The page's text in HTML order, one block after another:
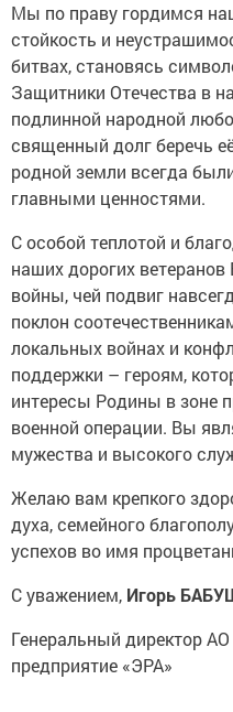
Мы по праву гордимся
стойкость и
битвах, становясь
Защитники Отечества в
подлинной народной
священный долг беречь
родной земли всегда
главными ценностями.
С особой теплотой и
наших дорогих ветеранов
войны, чей подвиг
поклон
локальных войнах и
поддержки – героям,
интересы Родины в зоне
военной операции. Вы
мужества и высокого
Желаю вам крепкого
духа, семейного
успехов во имя
С уважением, Игорь
Генеральный директор
предприятие «ЭРА»